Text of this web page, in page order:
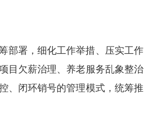
部署，细化工作举措、压实工作
目欠薪治理、养老服务乱象整治
、闭环销号的管理模式，统筹推